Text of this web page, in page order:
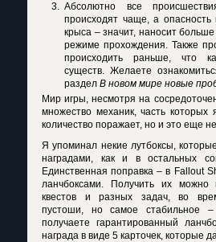
Абсолютно все
происходят чаще, а
крыса – значит, наносит
режиме прохождения. Также
происходить раньше, что
существ. Желаете
раздел В новом мире новые
Мир игры, несмотря на
множество механик, часть
количество поражает, но и это еще
Я упоминал некие лутбоксы,
наградами, как и в остальных
Единственная поправка – в Fallout
ланчбоксами. Получить их можно
квестов и разных задач, во
пустоши, но самое стабильное
получаете гарантированный
награда в виде 5 карточек, которые